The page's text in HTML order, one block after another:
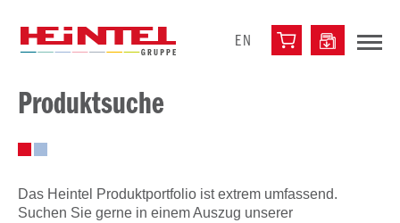
EN
Produktsuche
Das Heintel Produktportfolio ist extrem umfassend.
Suchen Sie gerne in einem Auszug unserer